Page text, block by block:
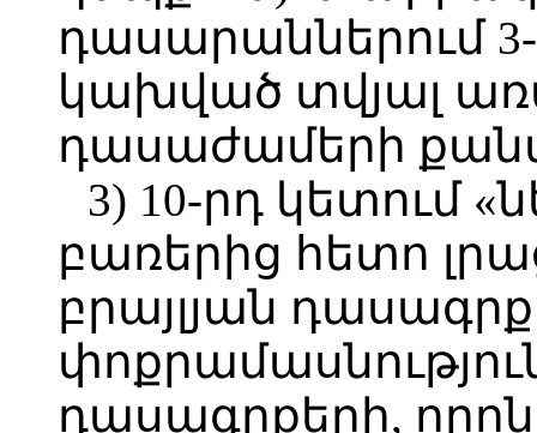
դասարաններում
կախված տվյալ
դասաժամերի
3) 10-րդ կետում
բառերից հետո
բրայլյան
դասագրքերի,